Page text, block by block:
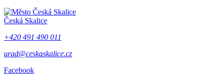
Česká Skalice
+420 491 490 011
urad@ceskaskalice.cz
Facebook